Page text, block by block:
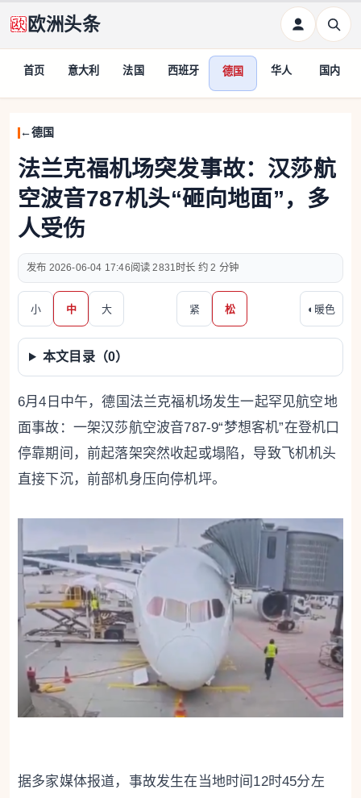
欧洲头条
首页 意大利 法国 西班牙 德国 华人 国内
德国
法兰克福机场突发事故：汉莎航
空波音787机头“砸向地面”，多
人受伤
2026-06-04 17:46 2831 约 2 分钟
小 中 大 紧 松 ◐ 暖色
本文目录（0）
6月4日中午，德国法兰克福机场发生一起罕见航空地
面事故：一架汉莎航空波音787-9“梦想客机”在登机口
停靠期间，前起落架突然收起或塌陷，导致飞机机头
直接下沉，前部机身压向停机坪。
据多家媒体报道，事故发生在当地时间12时45分左